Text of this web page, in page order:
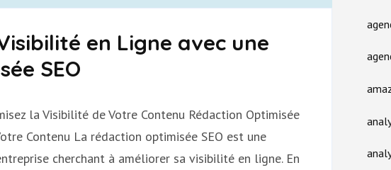
en Ligne avec une
SEO
la Visibilité de Votre Contenu Rédaction Optimisée
Contenu La rédaction optimisée SEO est une
cherchant à améliorer sa visibilité en ligne. En